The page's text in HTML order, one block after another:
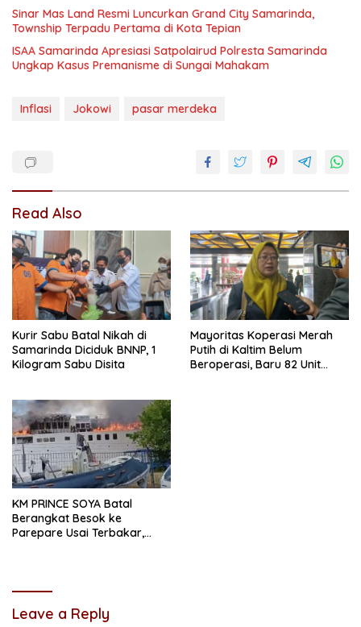
Sinar Mas Land Resmi Luncurkan Grand City Samarinda,
Township Terpadu Pertama di Kota Tepian
ISAA Samarinda Apresiasi Satpolairud Polresta Samarinda
Ungkap Kasus Premanisme di Sungai Mahakam
Inflasi Jokowi pasar merdeka
Read Also
Kurir Sabu Batal Nikah di
Samarinda Diciduk BNNP, 1
Kilogram Sabu Disita
Mayoritas Koperasi Merah
Putih di Kaltim Belum
Beroperasi, Baru 82 Unit
KM PRINCE SOYA Batal
Berangkat Besok ke
Parepare Usai Terbakar,
Leave a Reply